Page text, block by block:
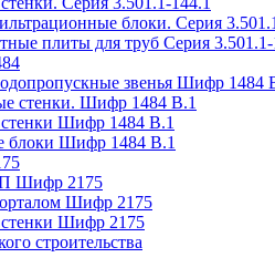
блоки. Серия
плиты для труб Серия 3.501.1-
звенья Шифр 1484
стенки. Шифр 1484 В.1
Шифр 1484 В.1
блоки Шифр 1484 В.1
Шифр 2175
Шифр 2175
Шифр 2175
строительства